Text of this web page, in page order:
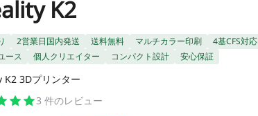
K2
2営業日国内発送 送料無料 マルチカラー印刷 4基CFS対応
ース
個人クリエイター コンパクト設計 安心保証
K2 3Dプリンター
3 件のレビュー